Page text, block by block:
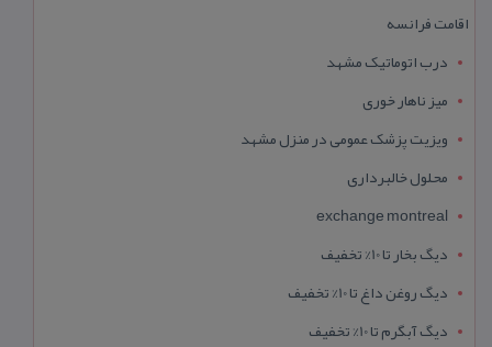
اقامت فرانسه
درب اتوماتیک مشهد
میز ناهار خوری
ویزیت پزشک عمومی در منزل مشهد
محلول خالبرداری
exchange montreal
دیگ بخار تا 10% تخفیف
دیگ روغن داغ تا 10% تخفیف
دیگ آبگرم تا 10% تخفیف